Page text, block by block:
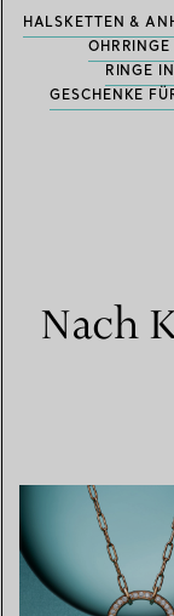
HALSKETTEN &
RINGE
GESCHENKE
Nach